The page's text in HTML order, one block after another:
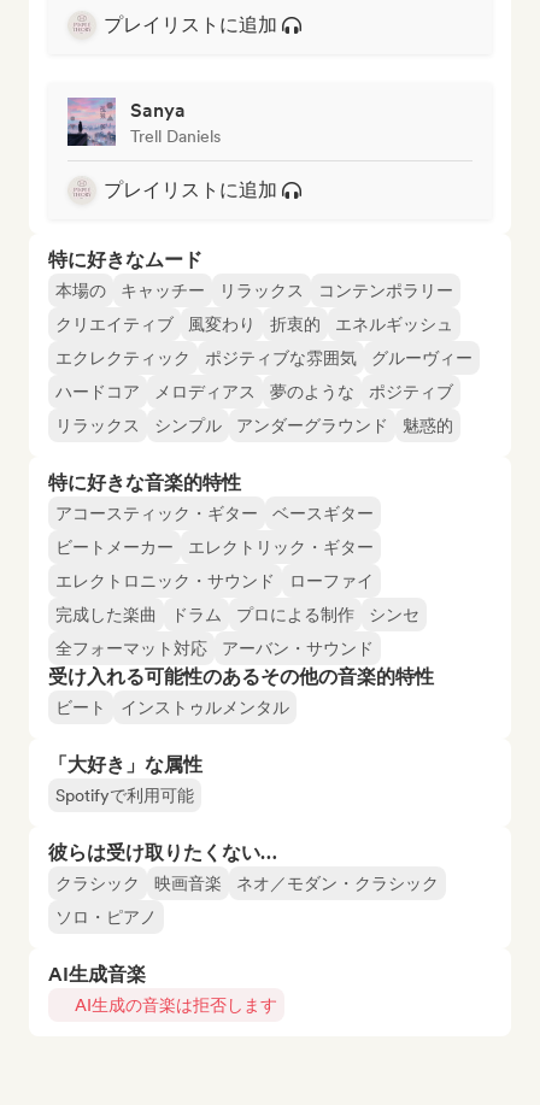
プレイリストに追加
Sanya
Trell Daniels
プレイリストに追加
特に好きなムード
本場の キャッチー リラックス
コンテンポラリー
クリエイティブ
風変わり 折衷的
エネルギッシュ
エクレクティック
ポジティブな雰囲気
グルーヴィー
ハードコア
メロディアス 夢のような
ポジティブ
リラックス
シンプル アンダーグラウンド 魅惑的
特に好きな音楽的特性
アコースティック・ギター
ベースギター
ビートメーカー
エレクトリック・ギター
エレクトロニック・サウンド
ローファイ
完成した楽曲
ドラム プロによる制作
シンセ
全フォーマット対応
アーバン・サウンド
受け入れる可能性のあるその他の音楽的特性
ビート インストゥルメンタル
「大好き」な属性
Spotifyで利用可能
彼らは受け取りたくない…
クラシック 映画音楽
ネオ／モダン・クラシック
ソロ・ピアノ
AI生成音楽
AI生成の音楽は拒否します